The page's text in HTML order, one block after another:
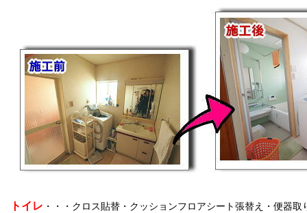
トイレ ・・・クロス貼替・クッションフロアシート張替え・便器取